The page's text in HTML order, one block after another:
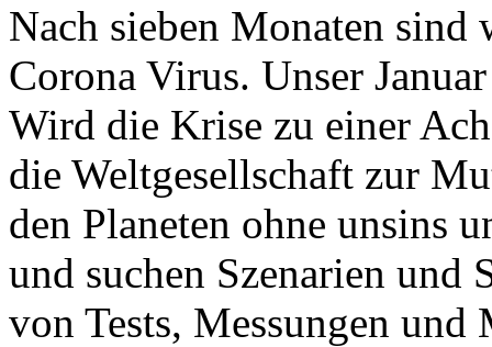
Nach sieben Monaten
Corona Virus. Unser
Wird die Krise zu einer
die Weltgesellschaft zur
den Planeten ohne unsins
und suchen Szenarien und
von Tests, Messungen und